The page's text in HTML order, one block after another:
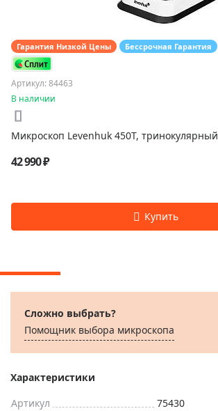
Гарантия Низкой Цены Бессрочная Гарантия
Артикул: 84463
В наличии
Микроскоп Levenhuk 450T, тринокулярный
42 990 ₽
Сложно выбрать?
Помощник выбора микроскoпа
Характеристики
Артикул
75430